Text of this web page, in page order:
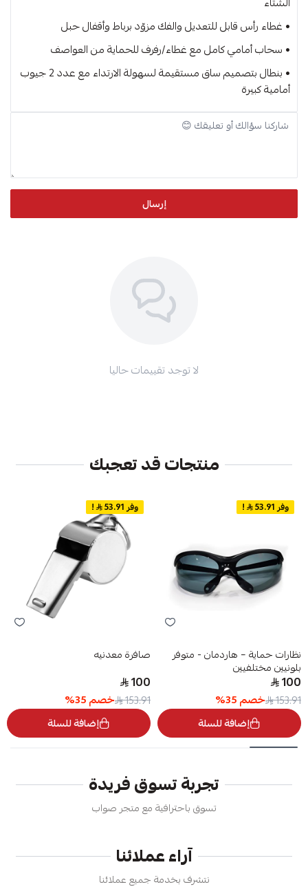
• غطاء رأس قابل للتعديل والفك مزوّد برباط وأقفال حبل
• سحاب أمامي كامل مع غطاء/رفرف للحماية من العواصف
• بنطال بتصميم ساق مستقيمة لسهولة الارتداء مع عدد 2 جيوب
أمامية كبيرة
إرسال
لا توجد تقييمات حاليا
منتجات قد تعجبك
وفر 53.91 !
نظارات حماية – هاردمان - متوفر
بلونيين مختلفيين
100
153.91 خصم35
%
إضافة للسلة
وفر 53.91 !
صافرة معدنيه
100
153.91 خصم35
%
إضافة للسلة
تجربة تسوق فريدة
تسوق باحترافية مع متجر صواب
آراء عملائنا
نتشرف بخدمة جميع عملائنا